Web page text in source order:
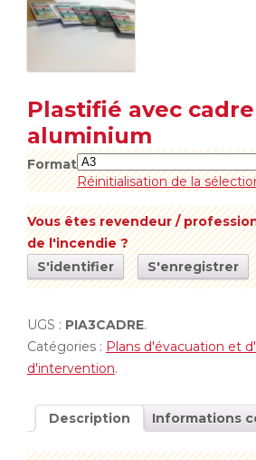
Plastifié avec cadre
aluminium
Format
Réinitialisation de la
Vous êtes revendeur /
de l'incendie ?
S'identifier
S'enregistrer
UGS : PIA3CADRE.
Catégories : Plans d'évacuation et
d'intervention.
Description Informations